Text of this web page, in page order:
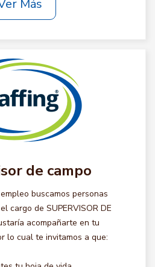
Más
de campo
buscamos personas
cargo de SUPERVISOR DE
acompañarte en tu
lo cual te invitamos a que: